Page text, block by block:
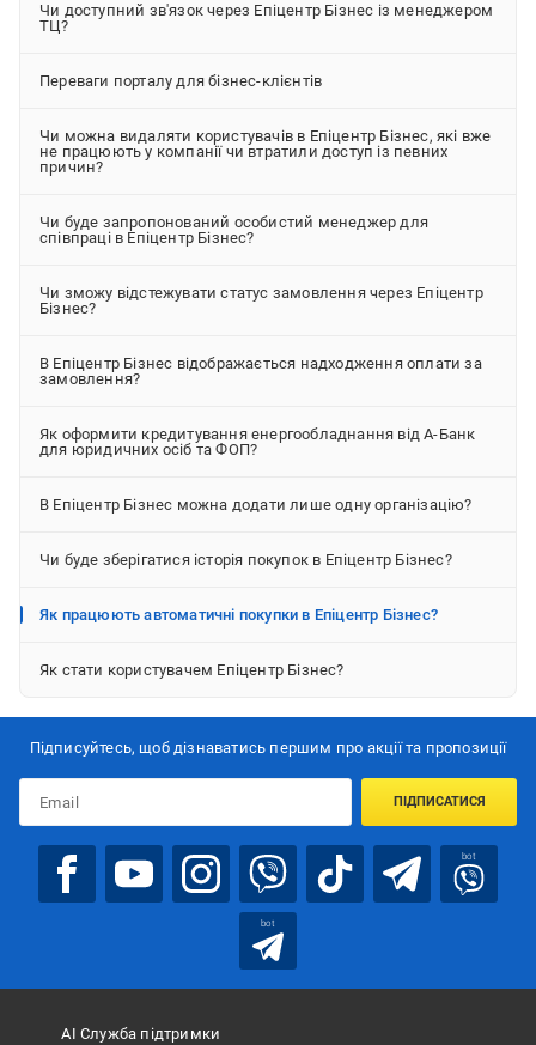
Чи доступний зв'язок через Епіцентр Бізнес із менеджером
ТЦ?
Переваги порталу для бізнес-клієнтів
Чи можна видаляти користувачів в Епіцентр Бізнес, які вже
не працюють у компанії чи втратили доступ із певних
причин?
Чи буде запропонований особистий менеджер для
співпраці в Епіцентр Бізнес?
Чи зможу відстежувати статус замовлення через Епіцентр
Бізнес?
В Епіцентр Бізнес відображається надходження оплати за
замовлення?
Як оформити кредитування енергообладнання від А-Банк
для юридичних осіб та ФОП?
В Епіцентр Бізнес можна додати лише одну організацію?
Чи буде зберігатися історія покупок в Епіцентр Бізнес?
Як працюють автоматичні покупки в Епіцентр Бізнес?
Як стати користувачем Епіцентр Бізнес?
Підписуйтесь, щоб дізнаватись першим про акції та пропозиції
ПІДПИСАТИСЯ
bot
bot
АІ Служба підтримки